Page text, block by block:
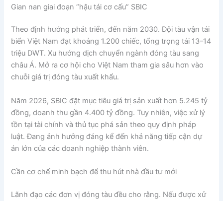
Gian nan giai đoạn “hậu tái cơ cấu” SBIC
Theo định hướng phát triển, đến năm 2030. Đội tàu vận tải
biển Việt Nam đạt khoảng 1.200 chiếc, tổng trọng tải 13–14
triệu DWT. Xu hướng dịch chuyển ngành đóng tàu sang
châu Á. Mở ra cơ hội cho Việt Nam tham gia sâu hơn vào
chuỗi giá trị đóng tàu xuất khẩu.
Năm 2026, SBIC đặt mục tiêu giá trị sản xuất hơn 5.245 tỷ
đồng, doanh thu gần 4.400 tỷ đồng. Tuy nhiên, việc xử lý
tồn tại tài chính và thủ tục phá sản theo quy định pháp
luật. Đang ảnh hưởng đáng kể đến khả năng tiếp cận dự
án lớn của các doanh nghiệp thành viên.
Cần cơ chế minh bạch để thu hút nhà đầu tư mới
Lãnh đạo các đơn vị đóng tàu đều cho rằng. Nếu được xử